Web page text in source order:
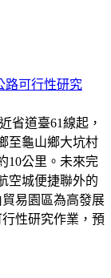
路可行性研究
道臺61線起，
至龜山鄉大坑村
10公里。未來完
空城便捷聯外的
易園區為高發展
性研究作業，預